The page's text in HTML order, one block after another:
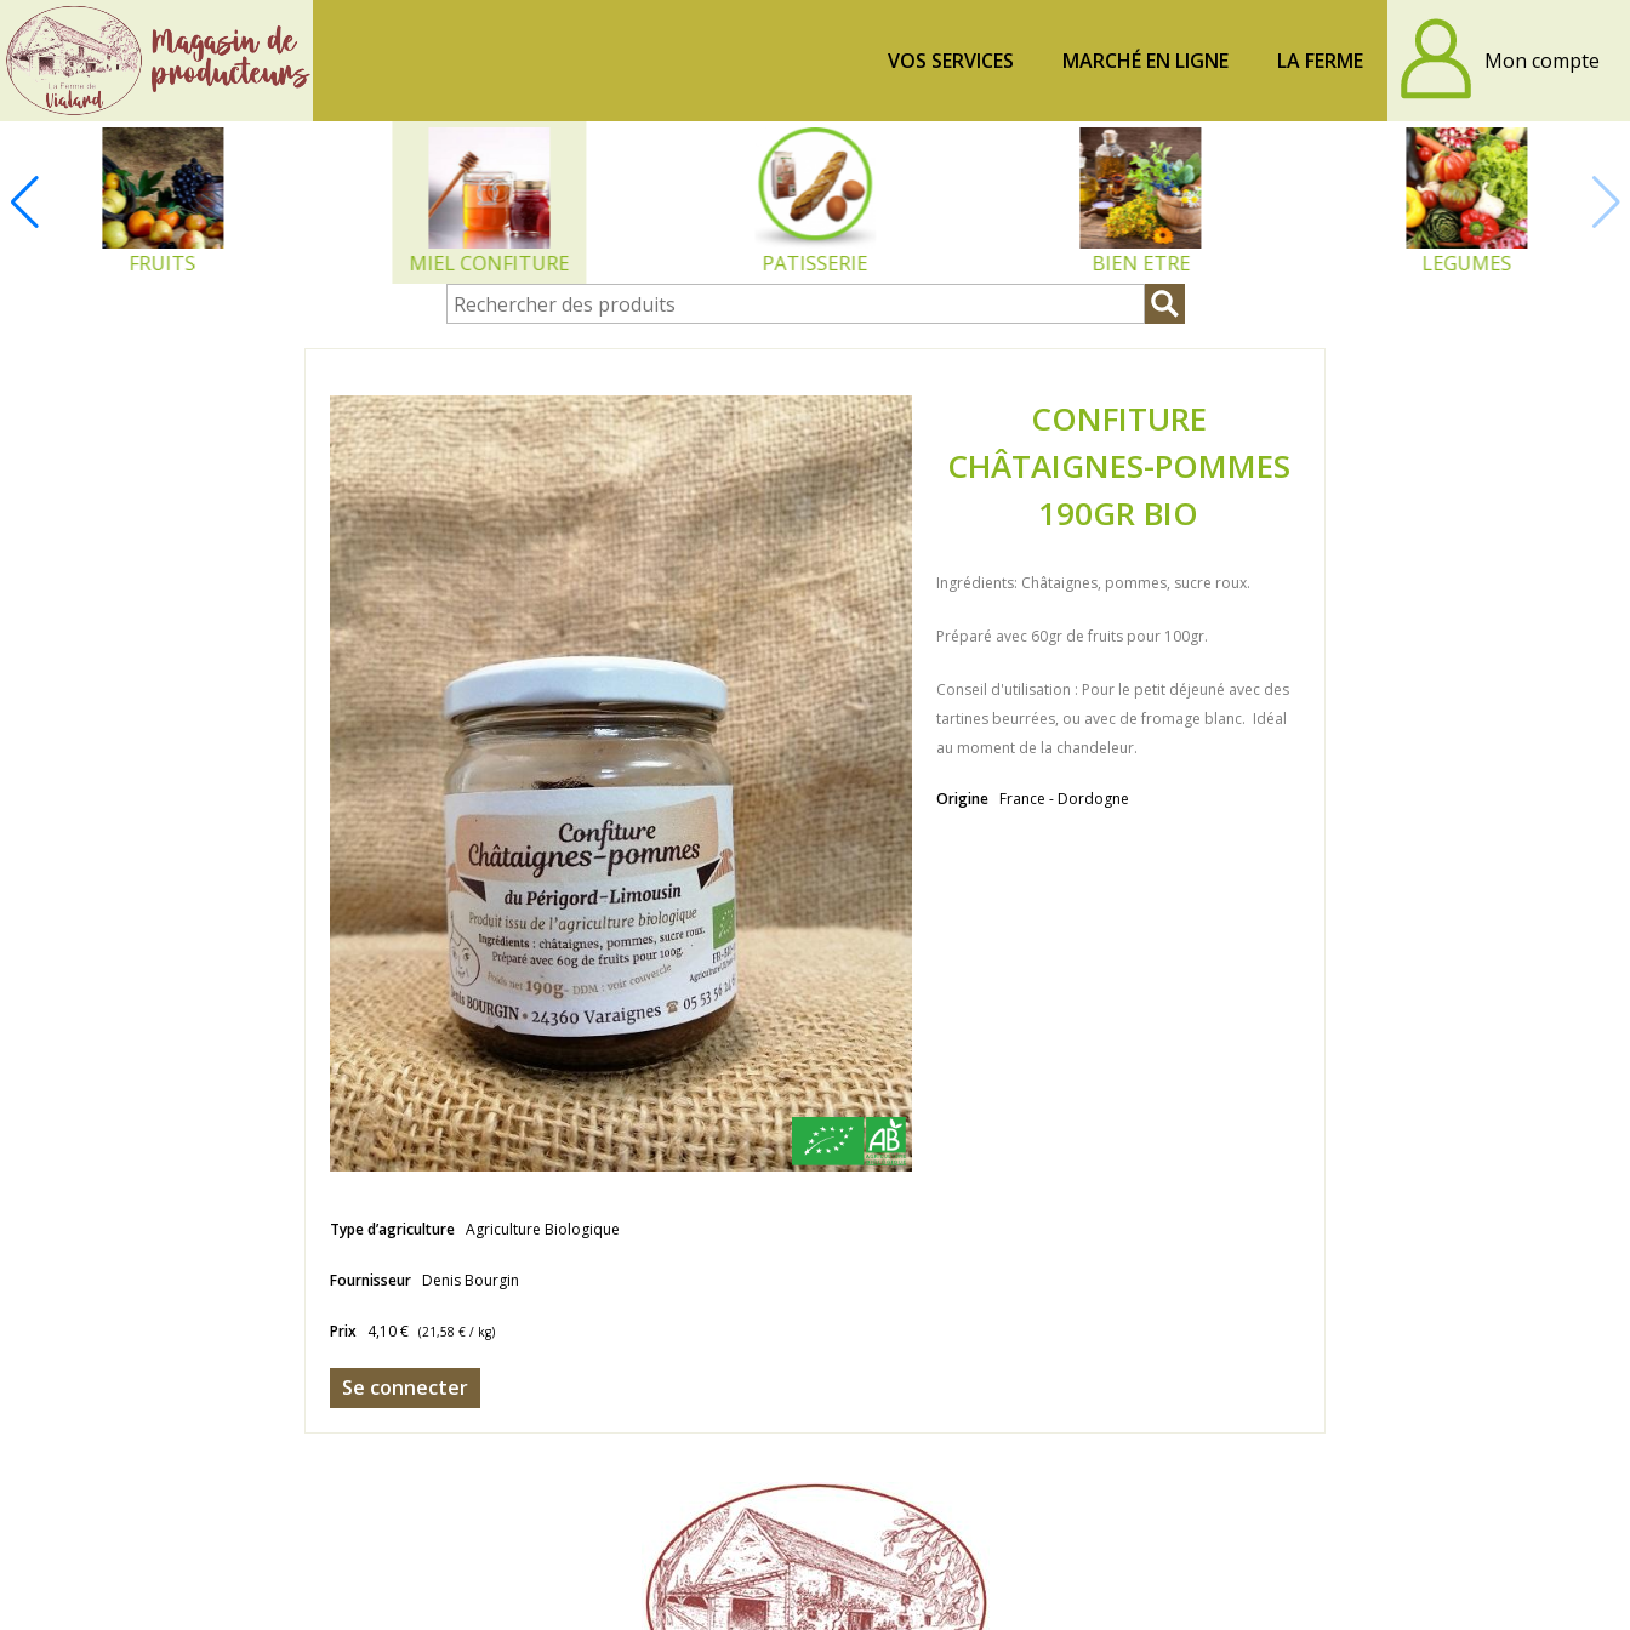
VOS SERVICES MARCHÉ EN LIGNE LA FERME Mon compte
FRUITS MIEL CONFITURE PATISSERIE BIEN ETRE LEGUMES
CONFITURE
CHÂTAIGNES-POMMES
190GR BIO
Ingrédients: Châtaignes, pommes, sucre roux.
Préparé avec 60gr de fruits pour 100gr.
Conseil d'utilisation : Pour le petit déjeuné avec des
tartines beurrées, ou avec de fromage blanc. Idéal
au moment de la chandeleur.
Origine France - Dordogne
Type d’agriculture Agriculture Biologique
Fournisseur Denis Bourgin
Prix 4,10 € (21,58 € / kg)
Se connecter